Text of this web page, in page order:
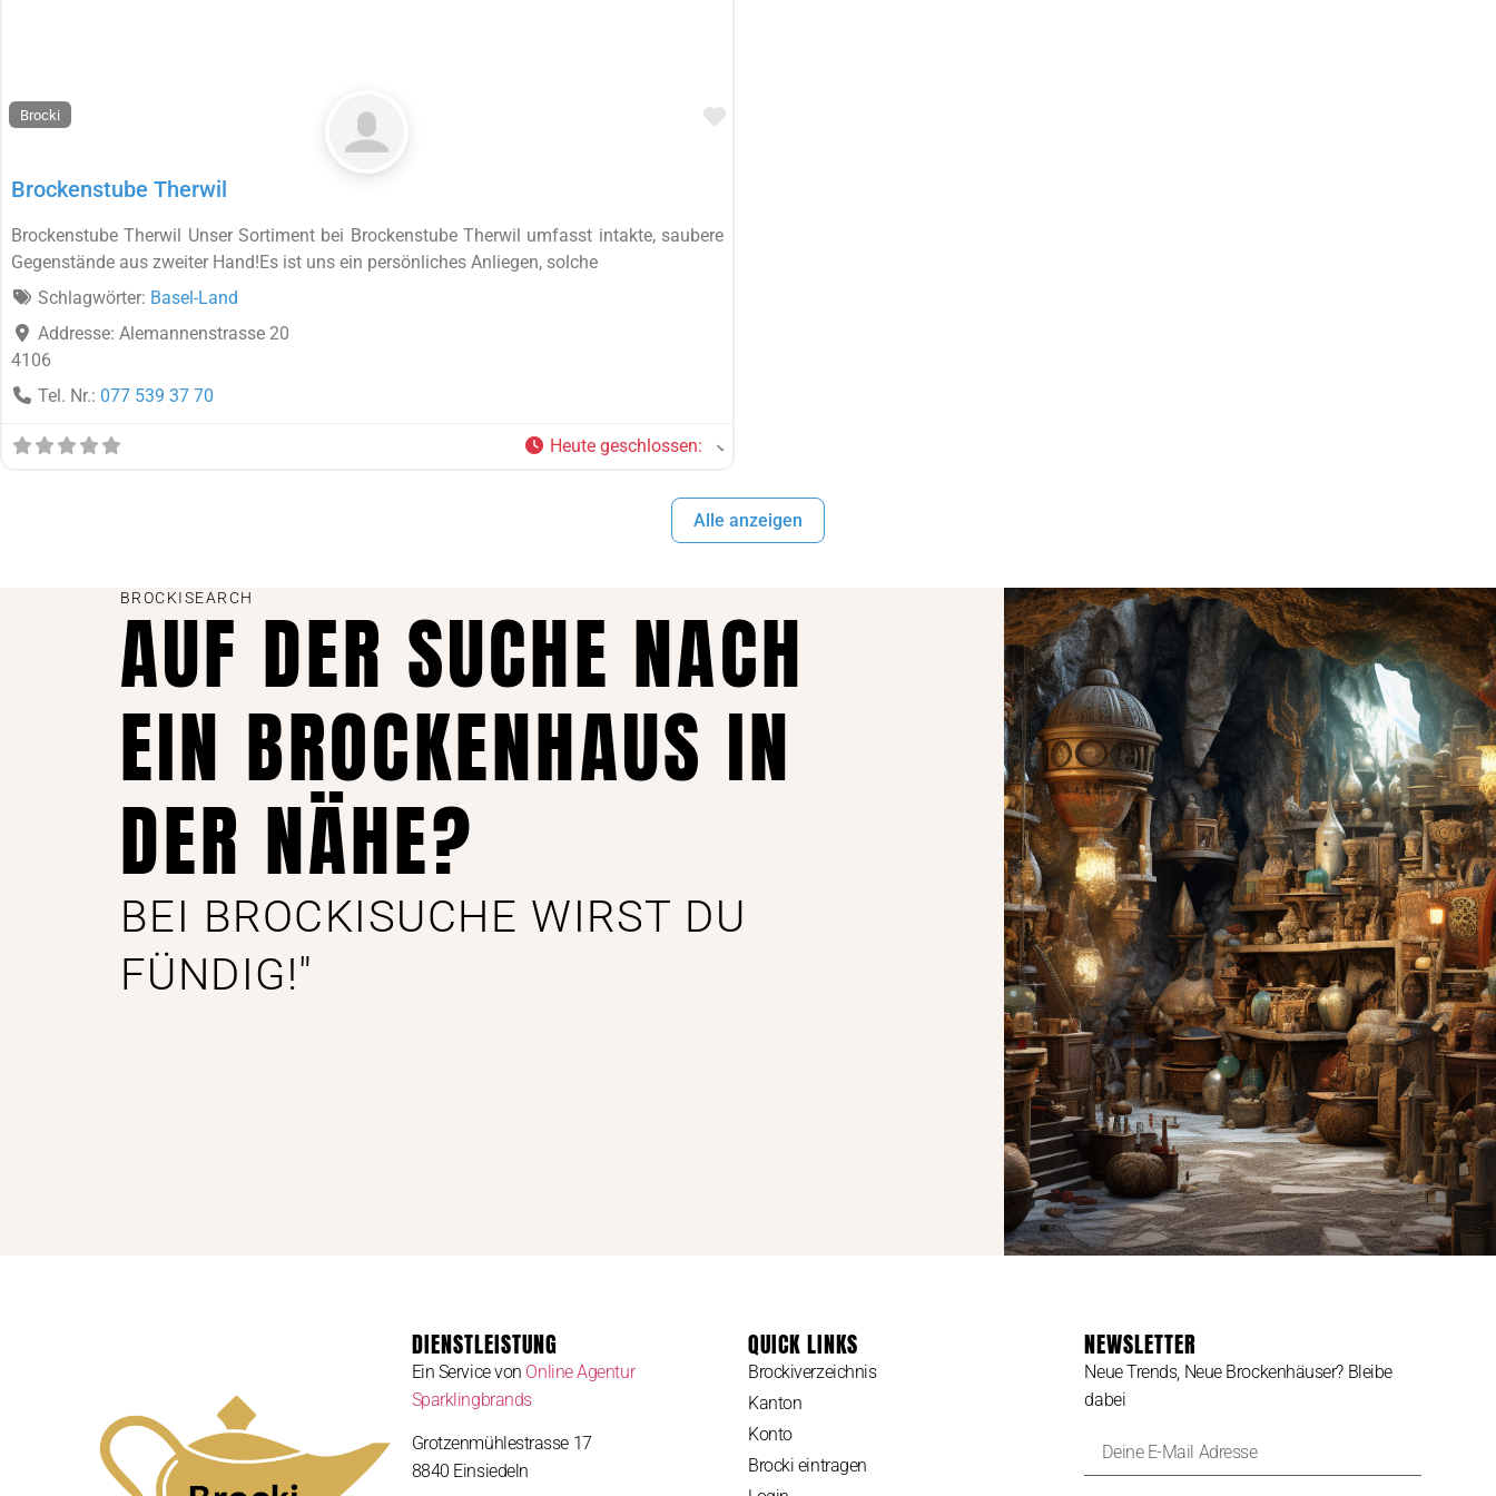
Brocki Favorit
Brockenstube Therwil
Brockenstube Therwil Unser Sortiment bei Brockenstube Therwil umfasst intakte, saubere
Gegenstände aus zweiter Hand!Es ist uns ein persönliches Anliegen, solche
Schlagwörter: Basel-Land
Addresse: Alemannenstrasse 20
4106
Tel. Nr.: 077 539 37 70
Heute geschlossen:
Alle anzeigen
BROCKISEARCH
AUF DER SUCHE NACH
EIN BROCKENHAUS IN
DER NÄHE?
BEI BROCKISUCHE WIRST DU
FÜNDIG!"
DIENSTLEISTUNG
Ein Service von Online Agentur
Sparklingbrands
Grotzenmühlestrasse 17
8840 Einsiedeln
QUICK LINKS
Brockiverzeichnis
Kanton
Konto
Brocki eintragen
NEWSLETTER
Neue Trends, Neue Brockenhäuser? Bleibe
dabei